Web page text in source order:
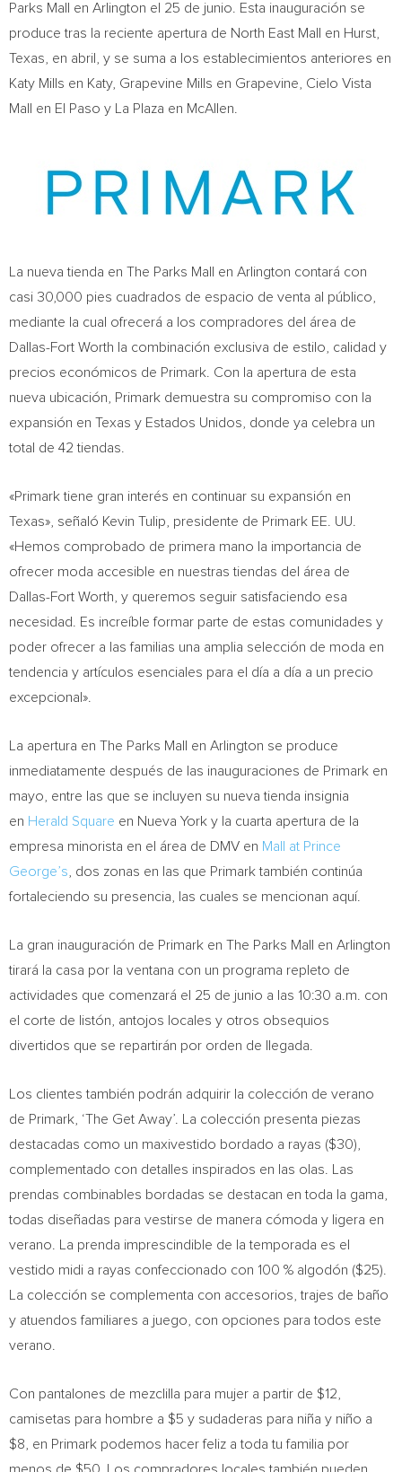
Parks Mall en Arlington el 25 de junio. Esta inauguración se
produce tras la reciente apertura de North East Mall en Hurst,
Texas, en abril, y se suma a los establecimientos anteriores en
Katy Mills en Katy, Grapevine Mills en Grapevine, Cielo Vista
Mall en El Paso y La Plaza en McAllen.
La nueva tienda en The Parks Mall en Arlington contará con
casi 30,000 pies cuadrados de espacio de venta al público,
mediante la cual ofrecerá a los compradores del área de
Dallas-Fort Worth la combinación exclusiva de estilo, calidad y
precios económicos de Primark. Con la apertura de esta
nueva ubicación, Primark demuestra su compromiso con la
expansión en Texas y Estados Unidos, donde ya celebra un
total de 42 tiendas.
«Primark tiene gran interés en continuar su expansión en
Texas», señaló Kevin Tulip, presidente de Primark EE. UU.
«Hemos comprobado de primera mano la importancia de
ofrecer moda accesible en nuestras tiendas del área de
Dallas-Fort Worth, y queremos seguir satisfaciendo esa
necesidad. Es increíble formar parte de estas comunidades y
poder ofrecer a las familias una amplia selección de moda en
tendencia y artículos esenciales para el día a día a un precio
excepcional».
La apertura en The Parks Mall en Arlington se produce
inmediatamente después de las inauguraciones de Primark en
mayo, entre las que se incluyen su nueva tienda insignia
en Herald Square en Nueva York y la cuarta apertura de la
empresa minorista en el área de DMV en Mall at Prince
George’s , dos zonas en las que Primark también continúa
fortaleciendo su presencia, las cuales se mencionan aquí.
La gran inauguración de Primark en The Parks Mall en Arlington
tirará la casa por la ventana con un programa repleto de
actividades que comenzará el 25 de junio a las 10:30 a.m. con
el corte de listón, antojos locales y otros obsequios
divertidos que se repartirán por orden de llegada.
Los clientes también podrán adquirir la colección de verano
de Primark, ‘The Get Away’. La colección presenta piezas
destacadas como un maxivestido bordado a rayas ($30),
complementado con detalles inspirados en las olas. Las
prendas combinables bordadas se destacan en toda la gama,
todas diseñadas para vestirse de manera cómoda y ligera en
verano. La prenda imprescindible de la temporada es el
vestido midi a rayas confeccionado con 100 % algodón ($25).
La colección se complementa con accesorios, trajes de baño
y atuendos familiares a juego, con opciones para todos este
verano.
Con pantalones de mezclilla para mujer a partir de $12,
camisetas para hombre a $5 y sudaderas para niña y niño a
$8, en Primark podemos hacer feliz a toda tu familia por